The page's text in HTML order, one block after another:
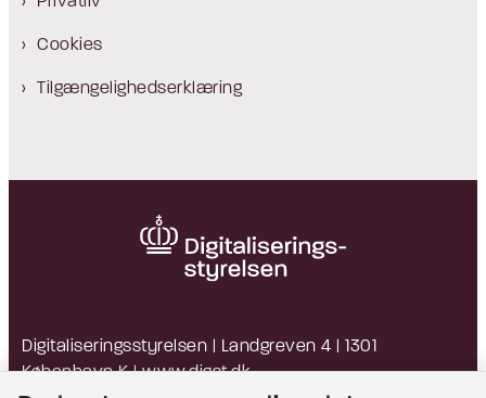
Cookies
Tilgængelighedserklæring
Digitaliseringsstyrelsen | Landgreven 4 | 1301
København K |www.digst.dk